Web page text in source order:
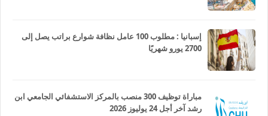
إسبانيا : مطلوب 100 عامل نظافة شوارع براتب يصل إلى
2700 يورو شهريًا
مباراة توظيف 300 منصب بالمركز الاستشفائي الجامعي ابن
رشد آخر أجل 24 يوليوز 2026